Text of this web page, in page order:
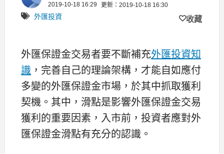
2019-10-18 16:29 更新：2019-10-18 16:30
外匯投資 收藏
外匯保證金交易者要不斷補充外匯投資知
識 ，完善自己的理論架構，才能自如應付
多變的外匯保證金市場，於其中抓取獲利
契機。其中，滑點是影響外匯保證金交易
獲利的重要因素，入市前，投資者應對外
匯保證金滑點有充分的認識。